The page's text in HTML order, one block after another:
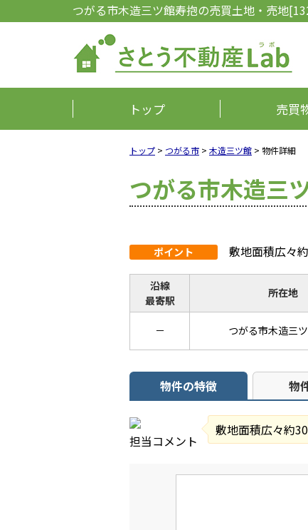
つがる市木造三ツ館寿抱の売買土地・売地
トップ 売買
トップ > つがる市 > 木造三ツ館 > 物件詳細
つがる市木造三
ポイント 敷地面積広々
沿線
最寄駅
所在地
－ つがる市木造三
物件の特徴 物
担当コメント
敷地面積広々約